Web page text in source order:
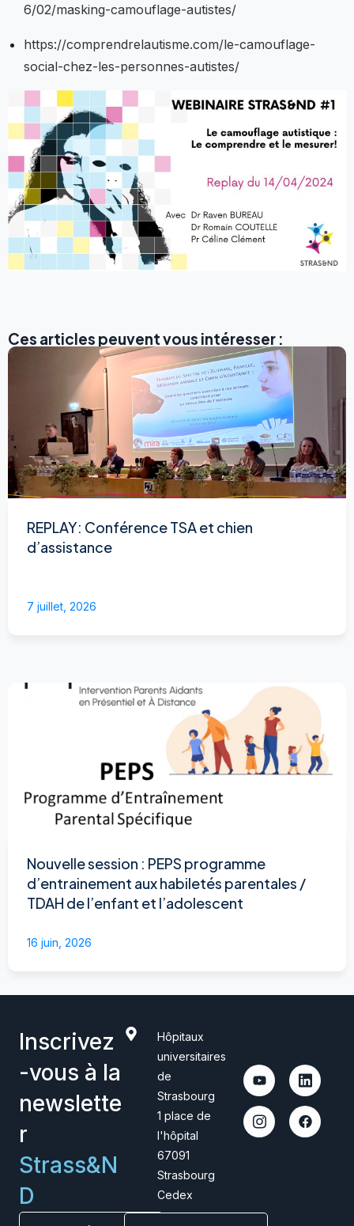
6/02/masking-camouflage-autistes/
https://comprendrelautisme.com/le-camouflage-
social-chez-les-personnes-autistes/
Ces articles peuvent vous intéresser :
REPLAY: Conférence TSA et chien
d’assistance
7 juillet, 2026
Nouvelle session : PEPS programme
d’entrainement aux habiletés parentales /
TDAH de l’enfant et l’adolescent
16 juin, 2026
Inscrivez
-vous à la
newslette
r
Strass&N
D
Hôpitaux
universitaires
de
Strasbourg
1 place de
l'hôpital
67091
Strasbourg
Cedex